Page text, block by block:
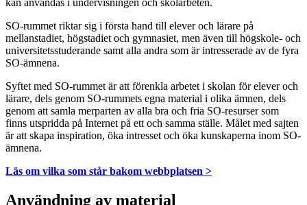
kan användas i undervisningen och skolarbeten.
SO-rummet riktar sig i första hand till elever och lärare på
mellanstadiet, högstadiet och gymnasiet, men även till högskole- och
universitetsstuderande samt alla andra som är intresserade av de fyra
SO-ämnena.
Syftet med SO-rummet är att förenkla arbetet i skolan för elever och
lärare, dels genom SO-rummets egna material i olika ämnen, dels
genom att samla merparten av alla bra och fria SO-resurser som
finns utspridda på Internet på ett och samma ställe. Målet med sajten
är att skapa inspiration, öka intresset och öka kunskaperna inom SO-
ämnena.
Läs om vilka som står bakom webbplatsen >
Användning av material